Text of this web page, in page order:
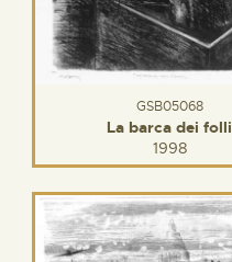
GSB05068
La barca dei folli
1998